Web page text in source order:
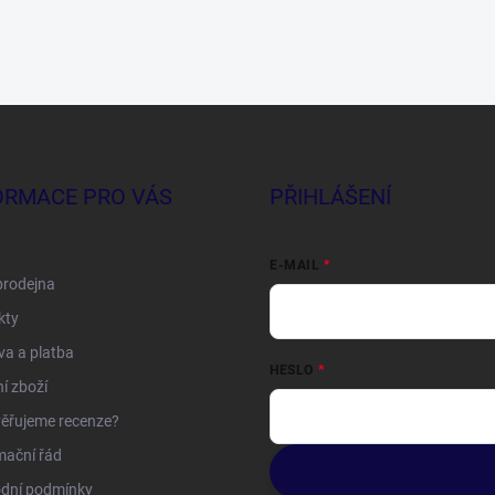
PRO VÁS
a platba
zboží
recenze?
řád
podmínky
PŘIHLÁŠENÍ
E-MAIL
HESLO